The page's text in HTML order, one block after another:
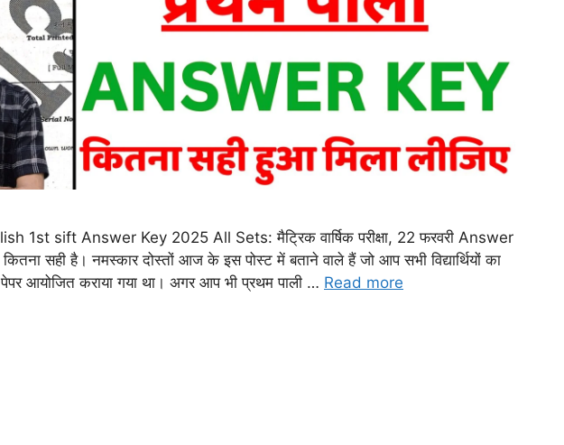
1st sift Answer Key 2025 All Sets: मैट्रिक वार्षिक परीक्षा, 22 फरवरी Answer
सही है। नमस्कार दोस्तों आज के इस पोस्ट में बताने वाले हैं जो आप सभी विद्यार्थियों का
आयोजित कराया गया था। अगर आप भी प्रथम पाली … Read more